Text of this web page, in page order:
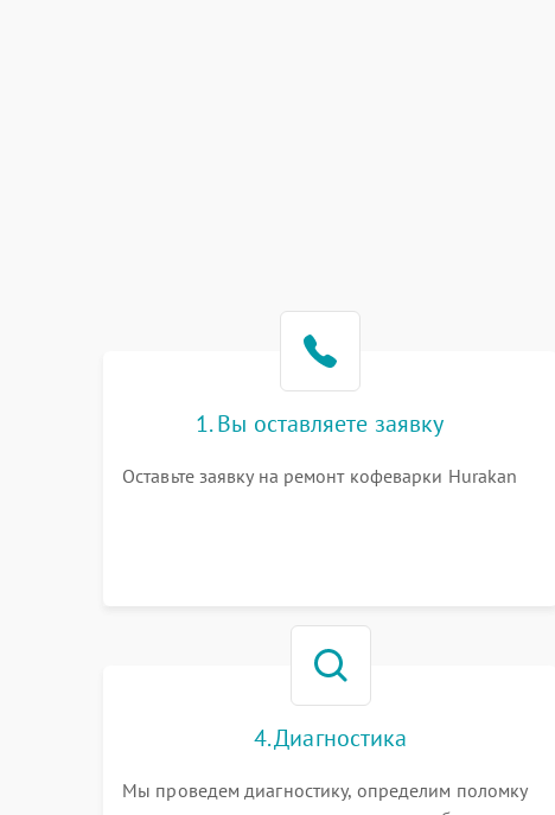
1. Вы оставляете заявку
Оставьте заявку на ремонт кофеварки Hurakan
4. Диагностика
Мы проведем диагностику, определим поломку